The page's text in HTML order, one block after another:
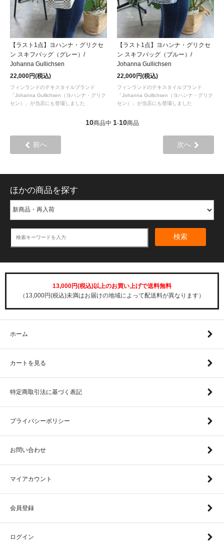
【ラスト1点】ヨハンナ・グリクセ
ン スキフバッグ（グレー）/
Johanna Gullichsen
22,000円(税込)
フィンランドのテキスタイルブランド
「Johanna Gullichsen（ヨハンナ・グリク
セン）」が当店にも登場しました
【ラスト1点】ヨハンナ・グリクセ
ン スキフバッグ（ブルー）/
Johanna Gullichsen
22,000円(税込)
フィンランドのテキスタイルブランド
「Johanna Gullichsen（ヨハンナ・グリク
セン）」が当店にも登場しました
10商品中 1-10商品
前へ 次へ
ほかの商品を探す
検索
13,000円(税込)以上のお買い上げで送料無料
（13,000円(税込)未満はお届けの地域によって配送料が異なります）
ホーム
カートを見る
特定商取引法に基づく表記
プライバシーポリシー
お問い合わせ
マイアカウント
会員登録
ログイン